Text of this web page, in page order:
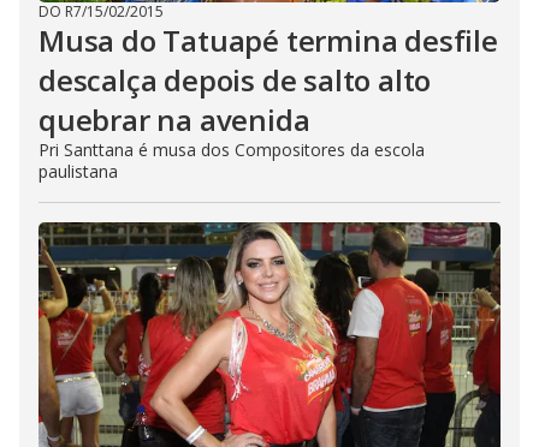
DO R7/15/02/2015
Musa do Tatuapé termina desfile
descalça depois de salto alto
quebrar na avenida
Pri Santtana é musa dos Compositores da escola
paulistana